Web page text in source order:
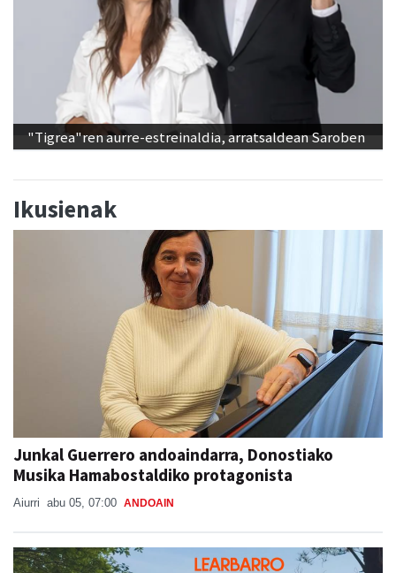
"Tigrea"ren aurre-estreinaldia, arratsaldean Saroben
Ikusienak
Junkal Guerrero andoaindarra, Donostiako
Musika Hamabostaldiko protagonista
Aiurri abu 05, 07:00 ANDOAIN